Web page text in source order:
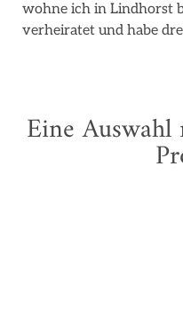
wohne ich in Lindhorst
verheiratet und habe
Eine